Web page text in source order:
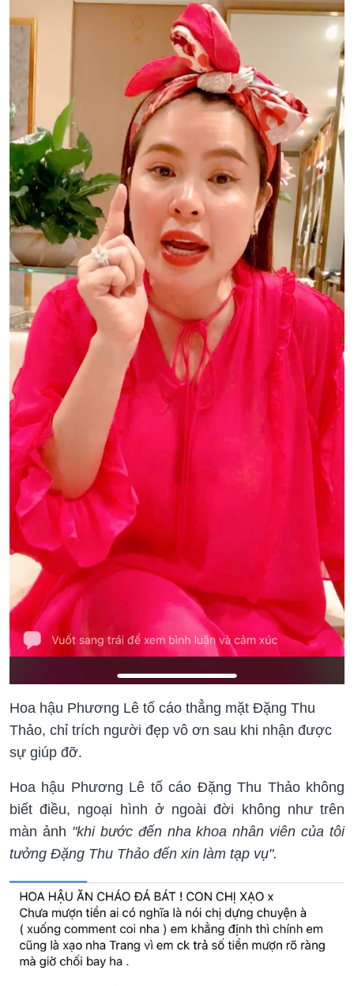
Hoa hậu Phương Lê tố cáo thẳng mặt Đặng Thu
Thảo, chỉ trích người đẹp vô ơn sau khi nhận được
sự giúp đỡ.
Hoa hậu Phương Lê tố cáo Đặng Thu Thảo không
biết điều, ngoại hình ở ngoài đời không như trên
màn ảnh "khi bước đến nha khoa nhân viên của tôi
tưởng Đặng Thu Thảo đến xin làm tạp vụ".